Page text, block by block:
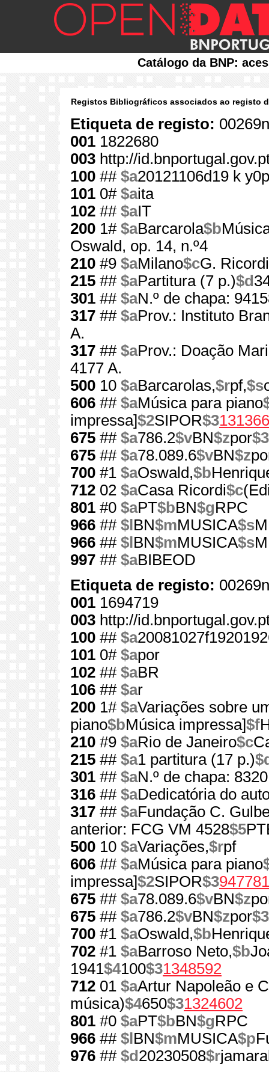
Catálogo da BNP:
Registos Bibliográficos associados ao registo
Etiqueta de registo:
001 1822680
003 http://
100 ## $a20121106d19 k
101 0# $aita
102 ## $aIT
200 1# $aBarcarola$b
Oswald, op. 14, n.º4
210 #9 $aMilano$cG.
215 ## $aPartitura (7 p.)$d
301 ## $aN.º de chapa:
317 ## $aProv.: Instituto
A.
317 ## $aProv.: Doação
4177 A.
500 10 $aBarcarolas,$rpf,$s
606 ## $aMúsica para piano
impressa]$2SIPOR$3
675 ## $a786.2$vBN$zpor$3
675 ## $a78.089.6$vBN$z
700 #1 $aOswald,$b
712 02 $aCasa Ricordi$c
801 #0 $aPT$bBN$gRPC
966 ## $l BN$mMUSICA$s
966 ## $l BN$mMUSICA$s
997 ## $aBIBEOD
Etiqueta de registo:
001 1694719
003 http://
100 ## $a
101 0# $apor
102 ## $aBR
106 ## $ar
200 1# $aVariações sobre
piano$bMúsica impressa]$f
210 #9 $aRio de Janeiro$c
215 ## $a1 partitura (17 p.)
301 ## $aN.º de chapa: 8320
316 ## $aDedicatória do
317 ## $aFundação C.
anterior: FCG VM 4528$5
500 10 $aVariações,$rpf
606 ## $aMúsica para piano
impressa]$2SIPOR$3947781
675 ## $a78.089.6$vBN$z
675 ## $a786.2$vBN$zpor$3
700 #1 $aOswald,$b
702 #1 $aBarroso Neto,$b
1941$4100$31348592
712 01 $aArtur Napoleão e
música)$4650$31324602
801 #0 $aPT$bBN$gRPC
966 ## $l BN$mMUSICA$p
976 ## $d 20230508$r